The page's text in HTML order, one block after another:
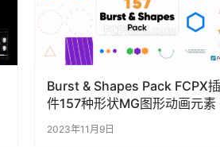
Burst & Shapes Pack FCPX插
件157种形状MG图形动画元素
2023年11月9日